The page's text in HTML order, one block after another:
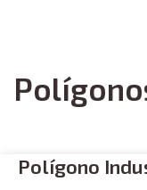
Polígono